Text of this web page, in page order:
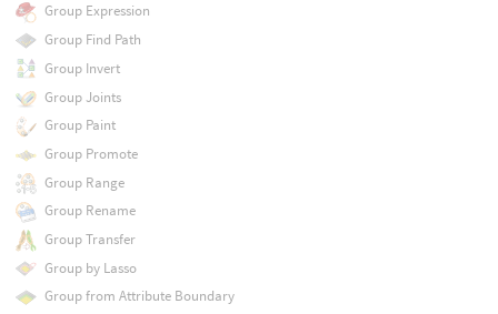
Group Expression
Group Find Path
Group Invert
Group Joints
Group Paint
Group Promote
Group Range
Group Rename
Group Transfer
Group by Lasso
Group from Attribute Boundary